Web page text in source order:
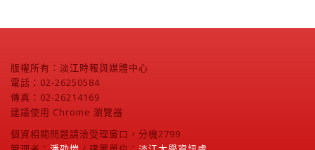
版權所有：淡江時報與媒體中心
電話：02-26250584
傳真：02-26214169
建議使用 Chrome 瀏覽器
個資相關問題請洽受理窗口，分機2799